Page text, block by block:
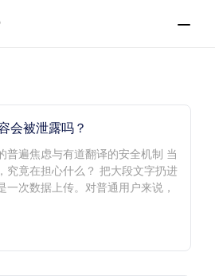
会被泄露吗？
普遍焦虑与有道翻译的安全机制 当
究竟在担心什么？ 把大段文字扔进
一次数据上传。对普通用户来说，